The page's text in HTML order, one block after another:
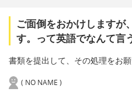
ご面倒をおかけしますが
す。って英語でなんて言
書類を提出して、その処理をお
( NO NAME )